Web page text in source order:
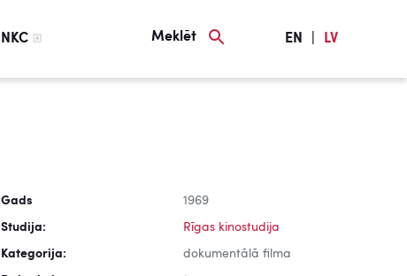
NKC Meklēt EN LV
Gads 1969
Studija: Rīgas kinostudija
Kategorija: dokumentālā filma